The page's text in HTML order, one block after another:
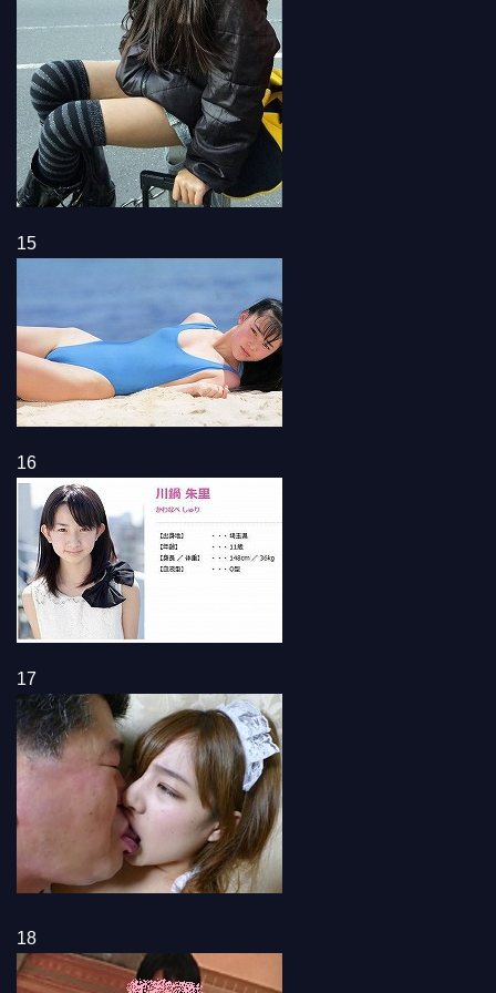
15
16
17
18